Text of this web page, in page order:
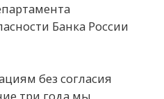
Банка России
без согласия